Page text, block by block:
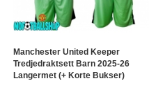
Manchester United Keeper
Tredjedraktsett Barn 2025-26
Langermet (+ Korte Bukser)